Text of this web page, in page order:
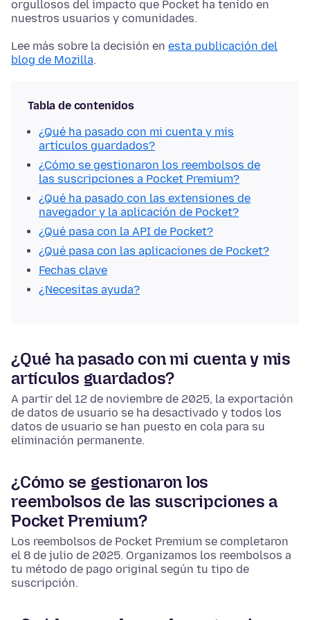
orgullosos del impacto que Pocket ha tenido en
nuestros usuarios y comunidades.
Lee más sobre la decisión en esta publicación del
blog de Mozilla.
Tabla de contenidos
¿Qué ha pasado con mi cuenta y mis
artículos guardados?
¿Cómo se gestionaron los reembolsos de
las suscripciones a Pocket Premium?
¿Qué ha pasado con las extensiones de
navegador y la aplicación de Pocket?
¿Qué pasa con la API de Pocket?
¿Qué pasa con las aplicaciones de Pocket?
Fechas clave
¿Necesitas ayuda?
¿Qué ha pasado con mi cuenta y mis
artículos guardados?
A partir del 12 de noviembre de 2025, la exportación
de datos de usuario se ha desactivado y todos los
datos de usuario se han puesto en cola para su
eliminación permanente.
¿Cómo se gestionaron los
reembolsos de las suscripciones a
Pocket Premium?
Los reembolsos de Pocket Premium se completaron
el 8 de julio de 2025. Organizamos los reembolsos a
tu método de pago original según tu tipo de
suscripción.